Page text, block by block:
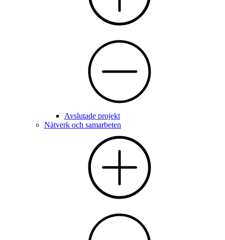
Avslutade projekt
Nätverk och samarbeten